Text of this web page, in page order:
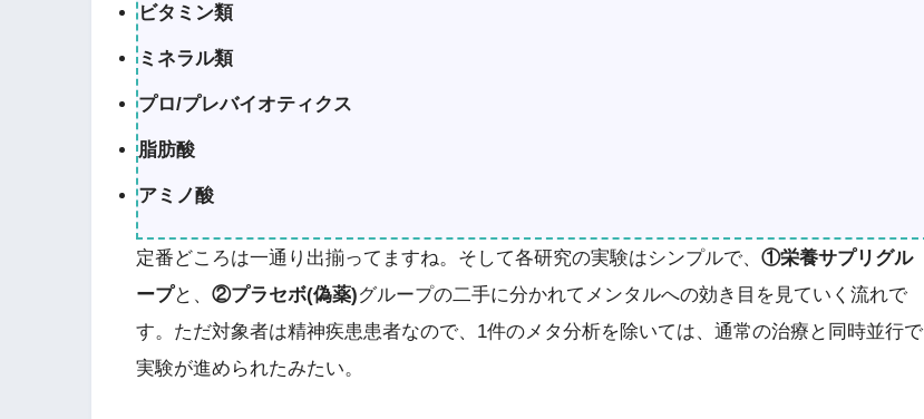
ビタミン類
ミネラル類
プロ/プレバイオティクス
脂肪酸
アミノ酸
定番どころは一通り出揃ってますね。そして各研究の実験はシンプルで、 ①栄養サプリグル
ープと、 ②プラセボ(偽薬)グループの二手に分かれてメンタルへの効き目を見ていく流れで
す。ただ対象者は精神疾患患者なので、1件のメタ分析を除いては、通常の治療と同時並行で
実験が進められたみたい。